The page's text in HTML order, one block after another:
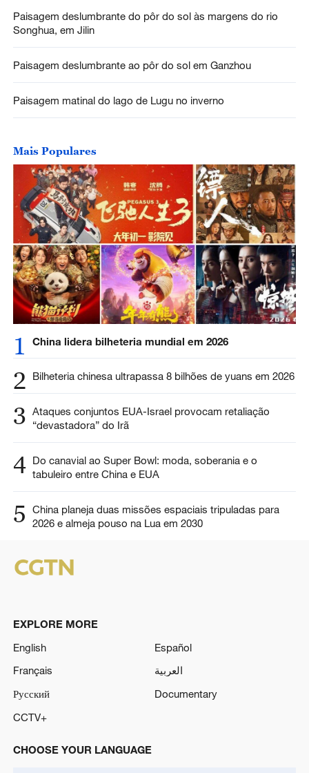
Paisagem deslumbrante do pôr do sol às margens do rio
Songhua, em Jilin
Paisagem deslumbrante ao pôr do sol em Ganzhou
Paisagem matinal do lago de Lugu no inverno
Mais Populares
1 China lidera bilheteria mundial em 2026
2 Bilheteria chinesa ultrapassa 8 bilhões de yuans em 2026
3 Ataques conjuntos EUA-Israel provocam retaliação
“devastadora” do Irã
4 Do canavial ao Super Bowl: moda, soberania e o
tabuleiro entre China e EUA
5
China planeja duas missões espaciais tripuladas para
2026 e almeja pouso na Lua em 2030
EXPLORE MORE
English
Español
Français
العربية
Русский
Documentary
CCTV+
CHOOSE YOUR LANGUAGE